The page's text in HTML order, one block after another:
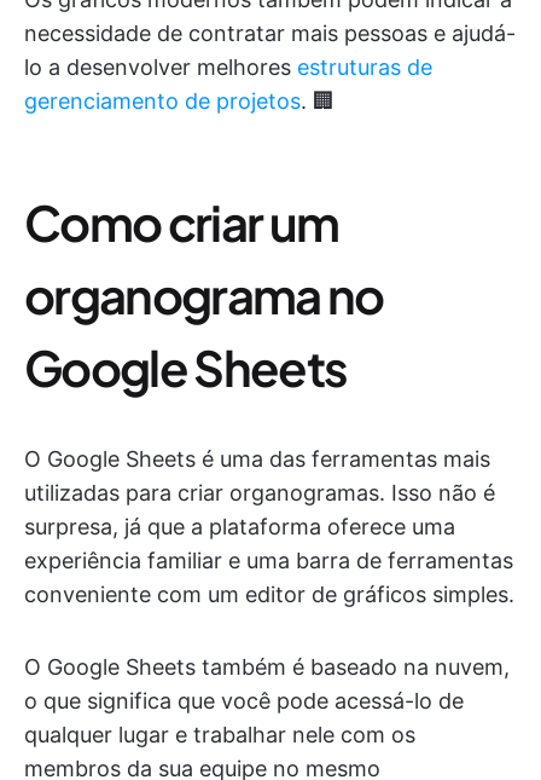
necessidade de contratar mais pessoas e ajudá-
lo a desenvolver melhores estruturas de
gerenciamento de projetos. 🏢
Como criar um
organograma no
Google Sheets
O Google Sheets é uma das ferramentas mais
utilizadas para criar organogramas. Isso não é
surpresa, já que a plataforma oferece uma
experiência familiar e uma barra de ferramentas
conveniente com um editor de gráficos simples.
O Google Sheets também é baseado na nuvem,
o que significa que você pode acessá-lo de
qualquer lugar e trabalhar nele com os
membros da sua equipe no mesmo